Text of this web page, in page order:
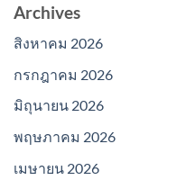
Archives
สิงหาคม 2026
กรกฎาคม 2026
มิถุนายน 2026
พฤษภาคม 2026
เมษายน 2026